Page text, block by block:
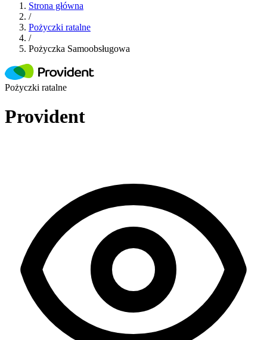
Strona główna
/
Pożyczki ratalne
/
Pożyczka Samoobsługowa
Pożyczki ratalne
Provident